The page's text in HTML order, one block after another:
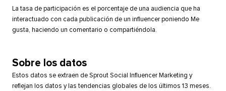
La tasa de participación es el porcentaje de una audiencia que ha
interactuado con cada publicación de un influencer poniendo Me
gusta, haciendo un comentario o compartiéndola.​​
Sobre los datos​​
Estos datos se extraen de Sprout Social Influencer Marketing y
reflejan los datos y las tendencias globales de los últimos 13 meses.